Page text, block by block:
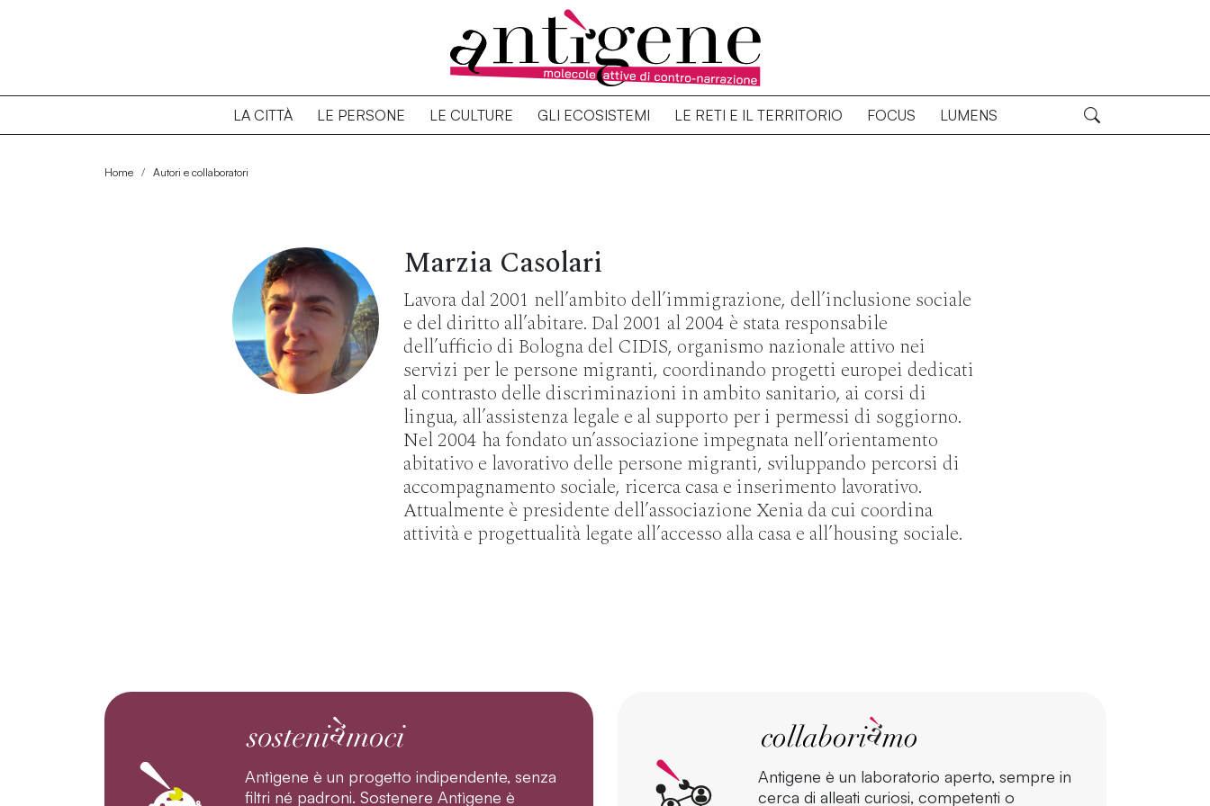
LA CITTÀ LE PERSONE LE CULTURE GLI ECOSISTEMI LE RETI E IL TERRITORIO FOCUS LUMENS
Home Autori e collaboratori
Marzia Casolari
Lavora dal 2001 nell’ambito dell’immigrazione, dell’inclusione sociale
e del diritto all’abitare. Dal 2001 al 2004 è stata responsabile
dell’ufficio di Bologna del CIDIS, organismo nazionale attivo nei
servizi per le persone migranti, coordinando progetti europei dedicati
al contrasto delle discriminazioni in ambito sanitario, ai corsi di
lingua, all’assistenza legale e al supporto per i permessi di soggiorno.
Nel 2004 ha fondato un’associazione impegnata nell’orientamento
abitativo e lavorativo delle persone migranti, sviluppando percorsi di
accompagnamento sociale, ricerca casa e inserimento lavorativo.
Attualmente è presidente dell’associazione Xenia da cui coordina
attività e progettualità legate all’accesso alla casa e all’housing sociale.
Antìgene è un progetto indipendente, senza
filtri né padroni. Sostenere Antìgene è
Antigene è un laboratorio aperto, sempre in
cerca di alleati curiosi, competenti o